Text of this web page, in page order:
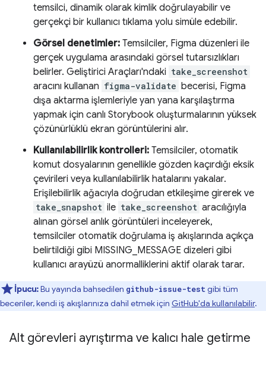
temsilci, dinamik olarak kimlik doğrulayabilir ve
gerçekçi bir kullanıcı tıklama yolu simüle edebilir.
Görsel denetimler: Temsilciler, Figma düzenleri ile
gerçek uygulama arasındaki görsel tutarsızlıkları
belirler. Geliştirici Araçları'ndaki take_screenshot
aracını kullanan figma-validate becerisi, Figma
dışa aktarma işlemleriyle yan yana karşılaştırma
yapmak için canlı Storybook oluşturmalarının yüksek
çözünürlüklü ekran görüntülerini alır.
Kullanılabilirlik kontrolleri: Temsilciler, otomatik
komut dosyalarının genellikle gözden kaçırdığı eksik
çevirileri veya kullanılabilirlik hatalarını yakalar.
Erişilebilirlik ağacıyla doğrudan etkileşime girerek ve
take_snapshot ile take_screenshot aracılığıyla
alınan görsel anlık görüntüleri inceleyerek,
temsilciler otomatik doğrulama iş akışlarında açıkça
belirtildiği gibi MISSING_MESSAGE dizeleri gibi
kullanıcı arayüzü anormalliklerini aktif olarak tarar.
İpucu:Bu yayında bahsedilen github-issue-test gibi tüm
beceriler, kendi iş akışlarınıza dahil etmek için GitHub'da kullanılabilir.
Alt görevleri ayrıştırma ve kalıcı hale getirme